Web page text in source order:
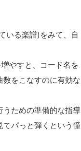
いる楽譜)をみて、自
やすと、コード名を
数をこなすのに有効な
ための準備的な指導
てパっと弾くという憧